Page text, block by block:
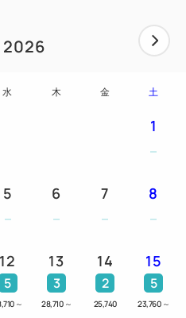
日の13時に受付締切と
中1回のみのご夕食でよろ
みやご予算にあわせてお選
2026
水 木 金 土
1
5 6 7 8
12
5
～
13
3
28,710 ～
14
2
25,740
15
5
23,760 ～